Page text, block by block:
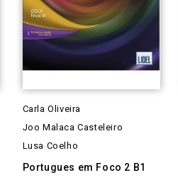
Carla Oliveira
Joo Malaca Casteleiro
Lusa Coelho
Portugues em Foco 2 B1